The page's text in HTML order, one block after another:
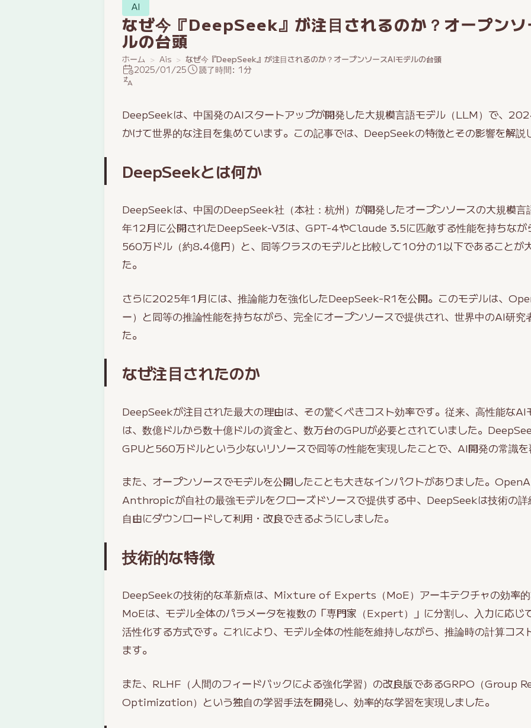
AI
なぜ今『DeepSeek』が注目されるのか？オープン
ルの台頭
ホーム Ais なぜ今『DeepSeek』が注目されるのか？オープンソースAIモデルの台頭
2025/01/25 読了時間: 1分
DeepSeekは、中国発のAIスタートアップが開発した大規模言語モデル（LLM）で、
かけて世界的な注目を集めています。この記事では、DeepSeekの特徴とその影響を解説
DeepSeekとは何か
DeepSeekは、中国のDeepSeek社（本社：杭州）が開発したオープンソースの大規模
年12月に公開されたDeepSeek-V3は、GPT-4やClaude 3.5に匹敵する性能を持ちなが
560万ドル（約8.4億円）と、同等クラスのモデルと比較して10分の1以下であることが
た。
さらに2025年1月には、推論能力を強化したDeepSeek-R1を公開。このモデルは、
ー）と同等の推論性能を持ちながら、完全にオープンソースで提供され、世界中のAI研究
た。
なぜ注目されたのか
DeepSeekが注目された最大の理由は、その驚くべきコスト効率です。従来、高性能なAI
は、数億ドルから数十億ドルの資金と、数万台のGPUが必要とされていました。
GPUと560万ドルという少ないリソースで同等の性能を実現したことで、AI開発の常識を
また、オープンソースでモデルを公開したことも大きなインパクトがありました。
Anthropicが自社の最強モデルをクローズドソースで提供する中、DeepSeekは技術の詳
自由にダウンロードして利用・改良できるようにしました。
技術的な特徴
DeepSeekの技術的な革新点は、Mixture of Experts（MoE）アーキテクチャの効率的
MoEは、モデル全体のパラメータを複数の「専門家（Expert）」に分割し、入力に応じ
活性化する方式です。これにより、モデル全体の性能を維持しながら、推論時の計算コス
ます。
また、RLHF（人間のフィードバックによる強化学習）の改良版であるGRPO（Group
Optimization）という独自の学習手法を開発し、効率的な学習を実現しました。